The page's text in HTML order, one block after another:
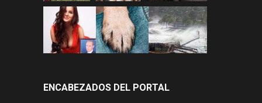
ENCABEZADOS DEL PORTAL